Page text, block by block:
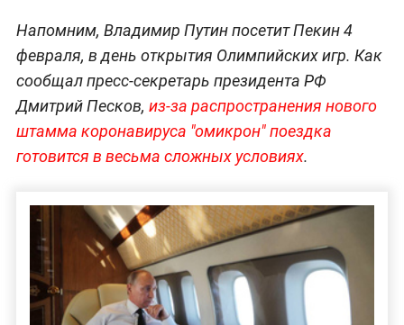
Напомним, Владимир Путин посетит Пекин 4
февраля, в день открытия Олимпийских игр. Как
сообщал пресс-секретарь президента РФ
Дмитрий Песков, из-за распространения нового
штамма коронавируса "омикрон" поездка
готовится в весьма сложных условиях.